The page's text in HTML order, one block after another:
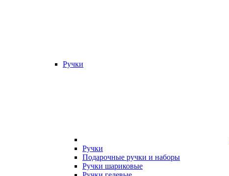
Ручки
Ручки
Подарочные ручки и наборы
Ручки шариковые